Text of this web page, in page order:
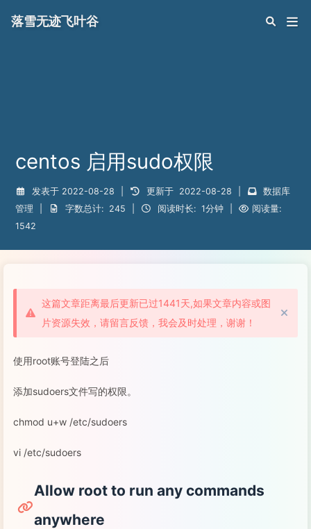
centos 启用sudo权限
发表于 2022-08-28 更新于 2022-08-28
数据库
管理
字数总计: 245 阅读时长: 1分钟
阅读量:
1542
落雪无迹飞叶谷
这篇文章距离最后更新已过1441天,如果文章内容或图
片资源失效，请留言反馈，我会及时处理，谢谢！
使用root账号登陆之后
添加sudoers文件写的权限。
chmod u+w /etc/sudoers
vi /etc/sudoers
Allow root to run any commands
anywhere